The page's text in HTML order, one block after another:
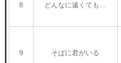
8 どんなに遠くても…
9 そばに君がいる